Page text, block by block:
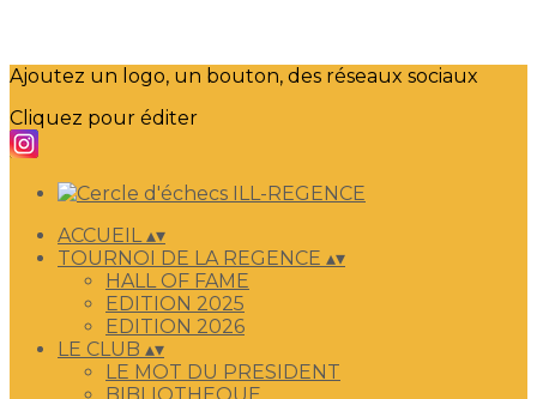
Ajoutez un logo, un bouton, des réseaux sociaux
Cliquez pour éditer
ACCUEIL▴▾
TOURNOI DE LA REGENCE ▴▾
HALL OF FAME
EDITION 2025
EDITION 2026
LE CLUB ▴▾
LE MOT DU PRESIDENT